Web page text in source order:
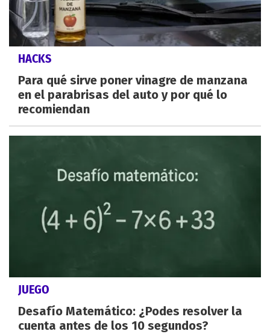
HACKS
Para qué sirve poner vinagre de manzana
en el parabrisas del auto y por qué lo
recomiendan
JUEGO
Desafío Matemático: ¿Podes resolver la
cuenta antes de los 10 segundos?